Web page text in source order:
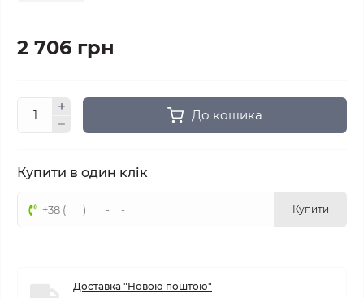
2 706 грн
До кошика
Купити в один клік
Купити
Доставка "Новою поштою"